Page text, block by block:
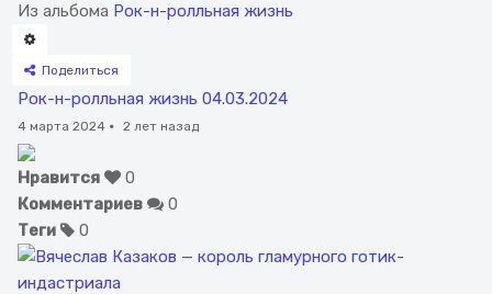
Из альбома Рок-н-ролльная жизнь
Поделиться
Рок-н-ролльная жизнь 04.03.2024
4 марта 2024 · 2 лет назад
Нравится
0
Комментариев
0
Теги
0